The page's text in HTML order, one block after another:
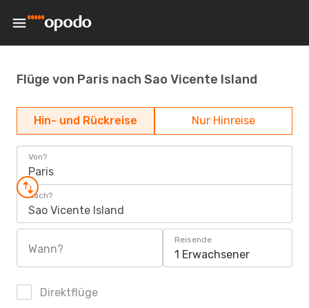
Flüge von Paris nach Sao Vicente Island
Hin- und Rückreise Nur Hinreise
Von?
Paris
Nach?
Sao Vicente Island
Wann?
Reisende
1 Erwachsener
Direktflüge